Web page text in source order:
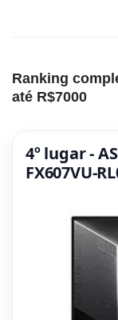
Ranking
até R$7000
4º lugar -
FX607VU-